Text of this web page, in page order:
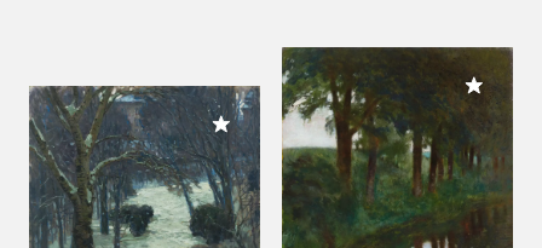
Meiner Sammlung hinzufügen
Meiner